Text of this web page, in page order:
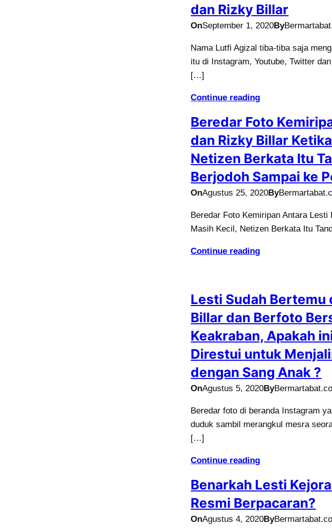
dan Rizky Billar
OnSeptember 1, 2020By
Nama Lutfi Agizal tiba-tiba saja
itu di Instagram, Youtube, Twitter
[…]
Continue reading
Beredar Foto
dan Rizky Billar
Netizen Berkata Itu
Berjodoh Sampai ke
OnAgustus 25, 2020By
Beredar Foto Kemiripan Antara
Masih Kecil, Netizen Berkata Itu
Continue reading
Lesti Sudah Bertemu
Billar dan Berfoto
Keakraban, Apakah
Direstui untuk
dengan Sang Anak ?
OnAgustus 5, 2020By
Beredar foto di beranda Instagram
duduk sambil merangkul mesra
[…]
Continue reading
Benarkah Lesti
Resmi Berpacaran?
OnAgustus 4, 2020By